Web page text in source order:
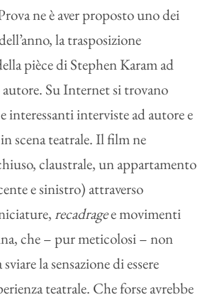
ne è aver proposto uno dei
la trasposizione
pièce di Stephen Karam ad
autore. Su Internet si trovano
interessanti interviste ad autore e
scena teatrale. Il film ne
claustrale, un appartamento
e sinistro) attraverso
recadragee movimenti
che – pur meticolosi – non
la sensazione di essere
teatrale. Che forse avrebbe